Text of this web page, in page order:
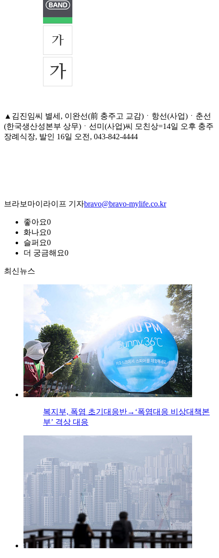
▲김진임씨 별세, 이완선(前 충주고 교감)ㆍ항선(사업)ㆍ춘선
(한국생산성본부 상무)ㆍ선미(사업)씨 모친상=14일 오후 충주
장례식장, 발인 16일 오전, 043-842-4444
브라보마이라이프 기자bravo@bravo-mylife.co.kr
좋아요0
화나요0
슬퍼요0
더 궁금해요0
최신뉴스
복지부, 폭염 초기대응반→‘폭염대응 비상대책본
부’ 격상 대응